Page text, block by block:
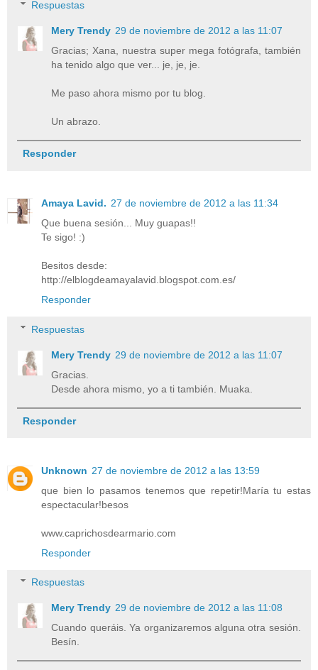
Respuestas
Mery Trendy 29 de noviembre de 2012 a las 11:07
Gracias; Xana, nuestra super mega fotógrafa, también
ha tenido algo que ver... je, je, je.
Me paso ahora mismo por tu blog.
Un abrazo.
Responder
Amaya Lavid. 27 de noviembre de 2012 a las 11:34
Que buena sesión... Muy guapas!!
Te sigo! :)
Besitos desde:
http://elblogdeamayalavid.blogspot.com.es/
Responder
Respuestas
Mery Trendy 29 de noviembre de 2012 a las 11:07
Gracias.
Desde ahora mismo, yo a ti también. Muaka.
Responder
Unknown 27 de noviembre de 2012 a las 13:59
que bien lo pasamos tenemos que repetir!María tu estas
espectacular!besos
www.caprichosdearmario.com
Responder
Respuestas
Mery Trendy 29 de noviembre de 2012 a las 11:08
Cuando queráis. Ya organizaremos alguna otra sesión.
Besín.